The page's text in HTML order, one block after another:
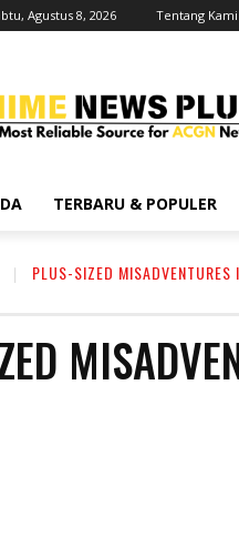
Agustus 8, 2026 Tentang Kami
TERBARU & POPULER
PLUS-SIZED MISADVENTURES